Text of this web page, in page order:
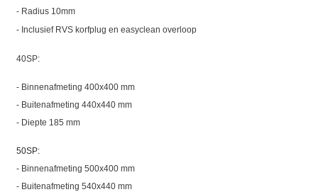
- Radius 10mm
- Inclusief RVS korfplug en easyclean overloop
40SP:
- Binnenafmeting 400x400 mm
- Buitenafmeting 440x440 mm
- Diepte 185 mm
50SP:
- Binnenafmeting 500x400 mm
- Buitenafmeting 540x440 mm